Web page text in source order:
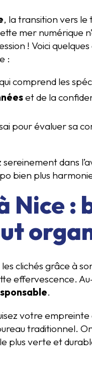
, la transition vers
mer numérique
! Voici
:
comprend les
et de la
pour évaluer sa
dans
bien plus
Nice :
clichés grâce à
effervescence.
.
votre
traditionnel.
plus verte et